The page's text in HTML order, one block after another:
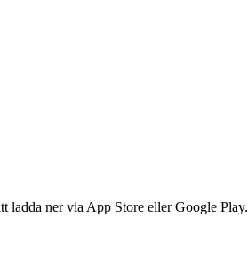
ladda ner via App Store eller Google Play.